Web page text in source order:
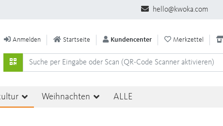
hello@kwoka.com
Anmelden Startseite Kundencenter Merkzettel
Weihnachten ALLE